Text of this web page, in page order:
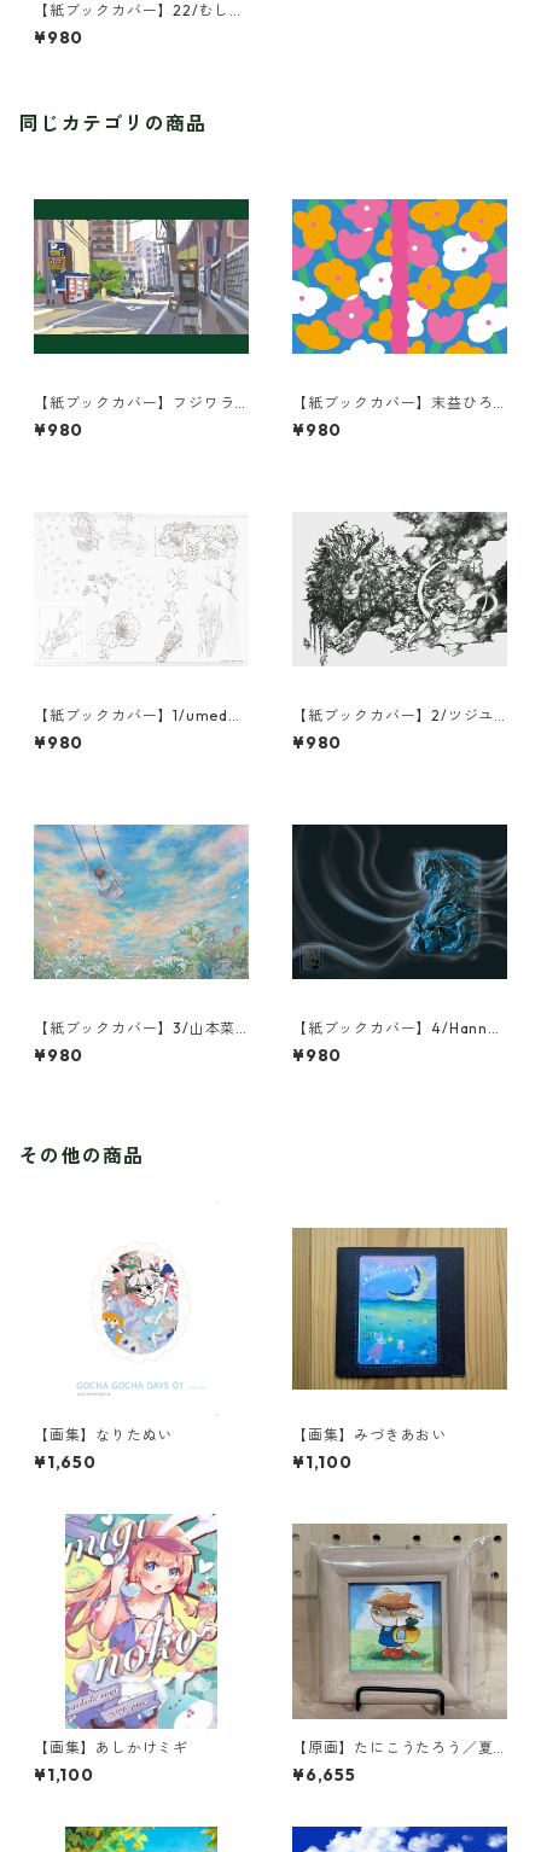
【紙ブックカバー】22/むしょ
こ/選択のかたち
¥980
同じカテゴリの商品
【紙ブックカバー】フジワラ
ヨシト/街の風景
¥980
【紙ブックカバー】末益ひろ
こ/KUKKA
¥980
【紙ブックカバー】1/umeda/
更
¥980
【紙ブックカバー】2/ツジユ
ウコ/瞬きの夜
¥980
【紙ブックカバー】3/山本菜
月/たかく遠く
¥980
【紙ブックカバー】4/Hanna
Juno/Answering the Call/運
命を造る
¥980
その他の商品
【画集】なりたぬい
¥1,650
【画集】みづきあおい
¥1,100
【画集】あしかけミギ
¥1,100
【原画】たにこうたろう／夏
の暑い日
¥6,655